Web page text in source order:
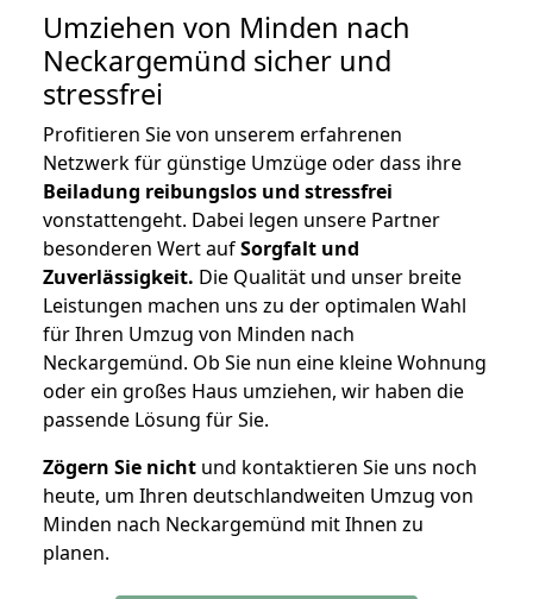
Umziehen von Minden nach
Neckargemünd sicher und
stressfrei
Profitieren Sie von unserem erfahrenen
Netzwerk für günstige Umzüge oder dass ihre
Beiladung reibungslos und stressfrei
vonstattengeht. Dabei legen unsere Partner
besonderen Wert aufSorgfalt und
Zuverlässigkeit. Die Qualität und unser breite
Leistungen machen uns zu der optimalen Wahl
für Ihren Umzug von Minden nach
Neckargemünd. Ob Sie nun eine kleine Wohnung
oder ein großes Haus umziehen, wir haben die
passende Lösung für Sie.
Zögern Sie nicht und kontaktieren Sie uns noch
heute, um Ihren deutschlandweiten Umzug von
Minden nach Neckargemünd mit Ihnen zu
planen.